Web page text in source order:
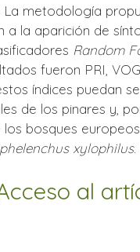
metodología
a la aparición de
Random
fueron PRI,
índices puedan
de los pinares y,
los bosques
xylophilus.
al